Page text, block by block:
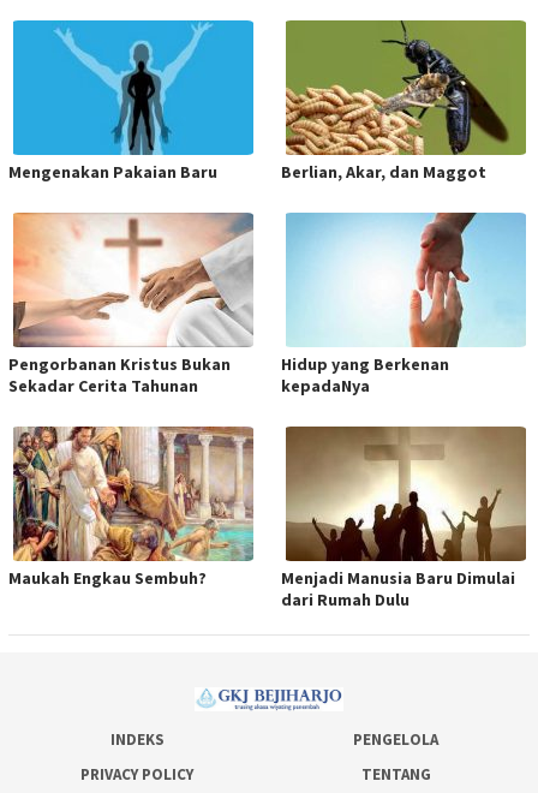
Mengenakan Pakaian Baru Berlian, Akar, dan Maggot
Pengorbanan Kristus Bukan
Sekadar Cerita Tahunan
Hidup yang Berkenan
kepadaNya
Maukah Engkau Sembuh?
Menjadi Manusia Baru Dimulai
dari Rumah Dulu
INDEKS
PENGELOLA
PRIVACY POLICY
TENTANG